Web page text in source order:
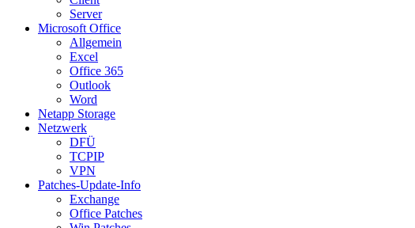
Server
Microsoft Office
Allgemein
Excel
Office 365
Outlook
Word
Netapp Storage
Netzwerk
DFÜ
TCPIP
VPN
Patches-Update-Info
Exchange
Office Patches